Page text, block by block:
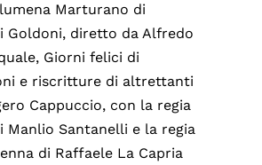
Marturano di
Goldoni, diretto da Alfredo
Giorni felici di
e riscritture di altrettanti
Cappuccio, con la regia
Manlio Santanelli e la regia
di Raffaele La Capria